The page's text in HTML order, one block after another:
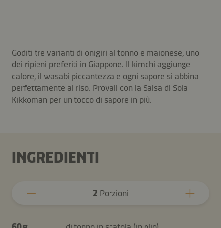
Goditi tre varianti di onigiri al tonno e maionese, uno
dei ripieni preferiti in Giappone. Il kimchi aggiunge
calore, il wasabi piccantezza e ogni sapore si abbina
perfettamente al riso. Provali con la Salsa di Soia
Kikkoman per un tocco di sapore in più.
INGREDIENTI
2 Porzioni